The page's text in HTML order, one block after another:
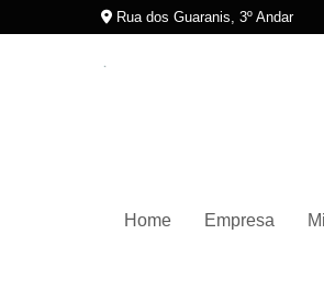
Rua dos Guaranis, 3º Andar
Home Empresa